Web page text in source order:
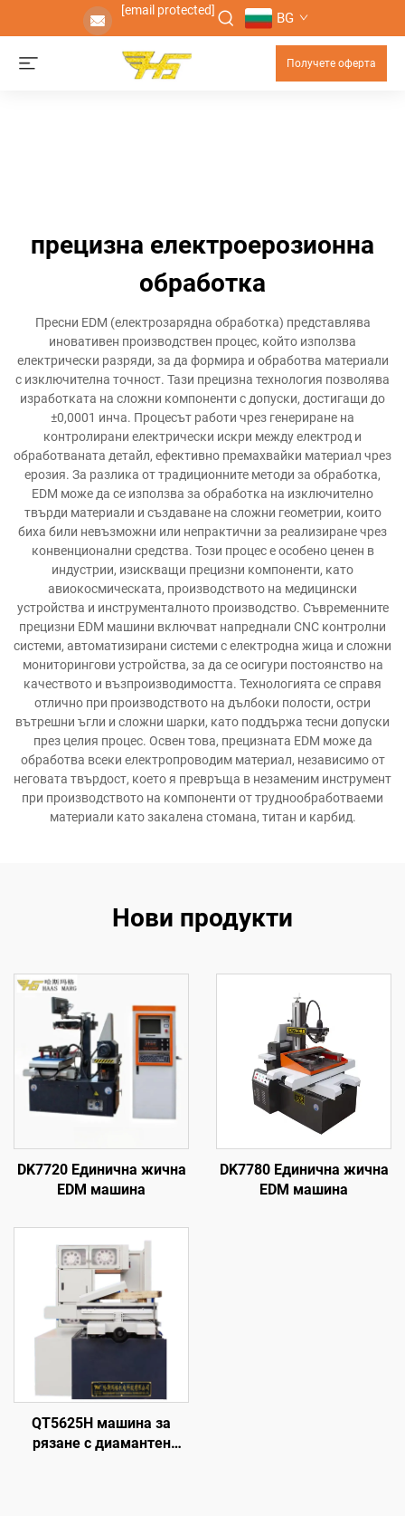
[email protected] BG
Получете оферта
прецизна електроерозионна
обработка
Пресни EDM (електрозарядна обработка) представлява
иновативен производствен процес, който използва
електрически разряди, за да формира и обработва материали
с изключителна точност. Тази прецизна технология позволява
изработката на сложни компоненти с допуски, достигащи до
±0,0001 инча. Процесът работи чрез генериране на
контролирани електрически искри между електрод и
обработваната детайл, ефективно премахвайки материал чрез
ерозия. За разлика от традиционните методи за обработка,
EDM може да се използва за обработка на изключително
твърди материали и създаване на сложни геометрии, които
биха били невъзможни или непрактични за реализиране чрез
конвенционални средства. Този процес е особено ценен в
индустрии, изискващи прецизни компоненти, като
авиокосмическата, производството на медицински
устройства и инструменталното производство. Съвременните
прецизни EDM машини включват напреднали CNC контролни
системи, автоматизирани системи с електродна жица и сложни
мониторингови устройства, за да се осигури постоянство на
качеството и възпроизводимостта. Технологията се справя
отлично при производството на дълбоки полости, остри
вътрешни ъгли и сложни шарки, като поддържа тесни допуски
през целия процес. Освен това, прецизната EDM може да
обработва всеки електропроводим материал, независимо от
неговата твърдост, което я превръща в незаменим инструмент
при производството на компоненти от труднообработваеми
материали като закалена стомана, титан и карбид.
Нови продукти
DK7720 Единична жична
EDM машина
DK7780 Единична жична
EDM машина
QT5625H машина за
рязане с диамантен